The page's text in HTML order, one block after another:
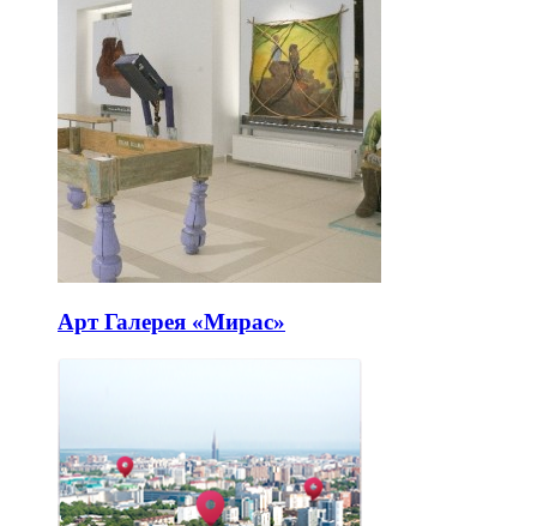
Арт Галерея «Мирас»